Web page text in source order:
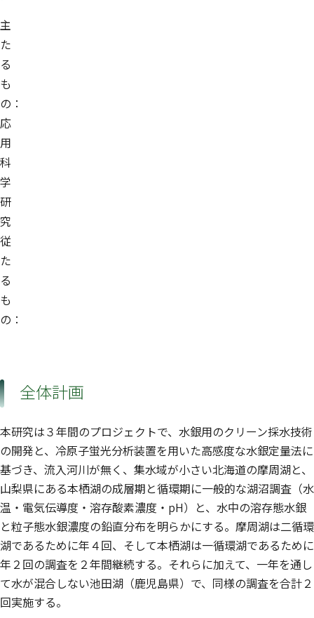
主
た
る
も
の：
応
用
科
学
研
究
従
た
る
も
の：
全体計画
本研究は３年間のプロジェクトで、水銀用のクリーン採水技術
の開発と、冷原子蛍光分析装置を用いた高感度な水銀定量法に
基づき、流入河川が無く、集水域が小さい北海道の摩周湖と、
山梨県にある本栖湖の成層期と循環期に一般的な湖沼調査（水
温・電気伝導度・溶存酸素濃度・pH）と、水中の溶存態水銀
と粒子態水銀濃度の鉛直分布を明らかにする。摩周湖は二循環
湖であるために年４回、そして本栖湖は一循環湖であるために
年２回の調査を２年間継続する。それらに加えて、一年を通し
て水が混合しない池田湖（鹿児島県）で、同様の調査を合計２
回実施する。